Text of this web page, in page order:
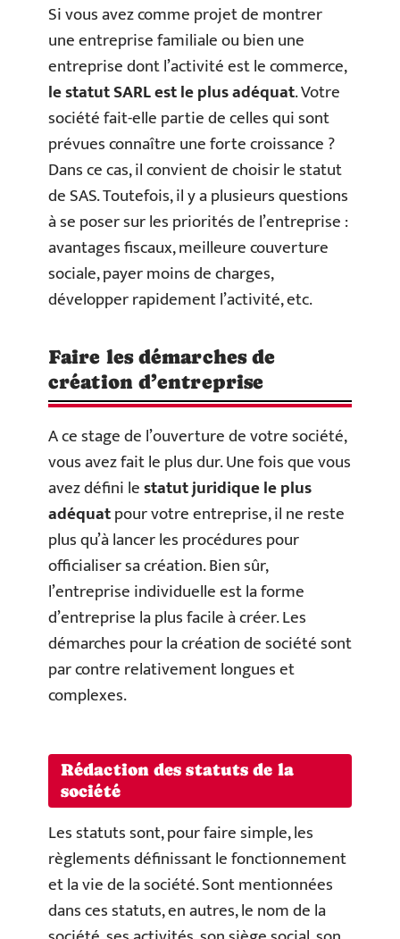
Si vous avez comme projet de montrer
une entreprise familiale ou bien une
entreprise dont l’activité est le commerce,
le statut SARL est le plus adéquat. Votre
société fait-elle partie de celles qui sont
prévues connaître une forte croissance ?
Dans ce cas, il convient de choisir le statut
de SAS. Toutefois, il y a plusieurs questions
à se poser sur les priorités de l’entreprise :
avantages fiscaux, meilleure couverture
sociale, payer moins de charges,
développer rapidement l’activité, etc.
Faire les démarches de
création d’entreprise
A ce stage de l’ouverture de votre société,
vous avez fait le plus dur. Une fois que vous
avez défini lestatut juridique le plus
adéquatpour votre entreprise, il ne reste
plus qu’à lancer les procédures pour
officialiser sa création. Bien sûr,
l’entreprise individuelle est la forme
d’entreprise la plus facile à créer. Les
démarches pour la création de société sont
par contre relativement longues et
complexes.
Rédaction des statuts de la
société
Les statuts sont, pour faire simple, les
règlements définissant le fonctionnement
et la vie de la société. Sont mentionnées
dans ces statuts, en autres, le nom de la